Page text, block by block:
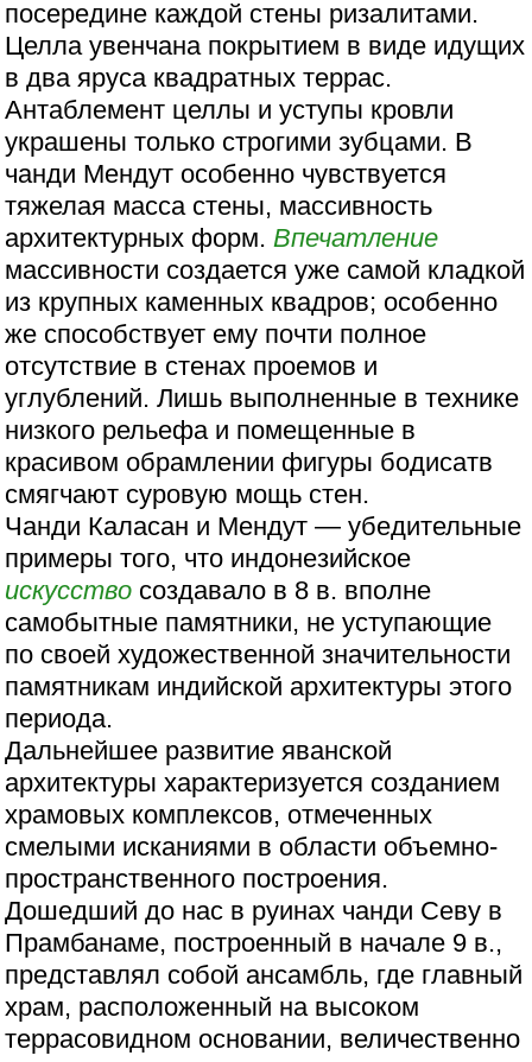
посередине каждой стены ризалитами.
Целла увенчана покрытием в виде идущих
в два яруса квадратных террас.
Антаблемент целлы и уступы кровли
украшены только строгими зубцами. В
чанди Мендут особенно чувствуется
тяжелая масса стены, массивность
архитектурных форм. Впечатление
массивности создается уже самой кладкой
из крупных каменных квадров; особенно
же способствует ему почти полное
отсутствие в стенах проемов и
углублений. Лишь выполненные в технике
низкого рельефа и помещенные в
красивом обрамлении фигуры бодисатв
смягчают суровую мощь стен.
Чанди Каласан и Мендут — убедительные
примеры того, что индонезийское
искусство создавало в 8 в. вполне
самобытные памятники, не уступающие
по своей художественной значительности
памятникам индийской архитектуры этого
периода.
Дальнейшее развитие яванской
архитектуры характеризуется созданием
храмовых комплексов, отмеченных
смелыми исканиями в области объемно-
пространственного построения.
Дошедший до нас в руинах чанди Севу в
Прамбанаме, построенный в начале 9 в.,
представлял собой ансамбль, где главный
храм, расположенный на высоком
террасовидном основании, величественно